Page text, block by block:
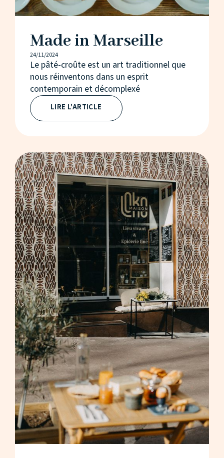
Made in Marseille
24/11/2024
Le pâté-croûte est un art traditionnel que
nous réinventons dans un esprit
contemporain et décomplexé
LIRE L'ARTICLE